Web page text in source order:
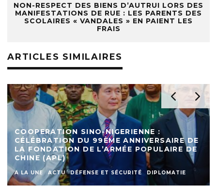
NON-RESPECT DES BIENS D’AUTRUI LORS DES
MANIFESTATIONS DE RUE : LES PARENTS DES
SCOLAIRES « VANDALES » EN PAIENT LES
FRAIS
ARTICLES SIMILAIRES
COOPERATION SINO-NIGERIENNE :
CÉLÉBRATION DU 99ÈME ANNIVERSAIRE DE
LA FONDATION DE L’ARMÉE POPULAIRE DE
CHINE (APL)
A LA UNE ACTU DÉFENSE ET SÉCURITÉ DIPLOMATIE